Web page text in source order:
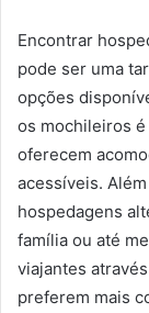
Encontrar
pode ser uma
opções
os mochileiros
oferecem
acessíveis.
hospedagens
família ou até
viajantes
preferem mais